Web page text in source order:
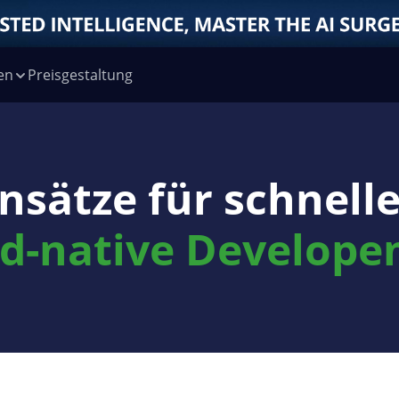
Preisgestaltung
für
native